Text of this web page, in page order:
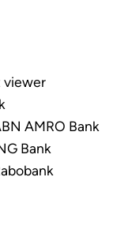
viewer
AMRO Bank
Bank